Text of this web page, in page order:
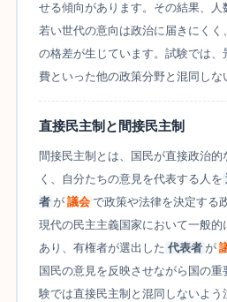
せる傾向があります。その結果、
若い世代の意向は政治に届きにくく
の格差が生じています。試験では
費といった他の政策分野と混同しな
直接民主制と間接民主制
間接民主制とは、国民が直接政治的
く、自分たちの意見を代表する人を
者 が 議会 で政策や法律を決定する
現代の民主主義国家において一般
あり、有権者が選出した 代表者 が
国民の意見を反映させながら国の
験では直接民主制と混同しないよう